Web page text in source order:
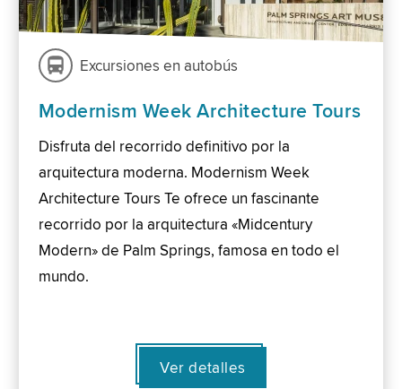
Excursiones en autobús
Modernism Week Architecture Tours
Disfruta del recorrido definitivo por la
arquitectura moderna. Modernism Week
Architecture Tours Te ofrece un fascinante
recorrido por la arquitectura «Midcentury
Modern» de Palm Springs, famosa en todo el
mundo.
Ver detalles